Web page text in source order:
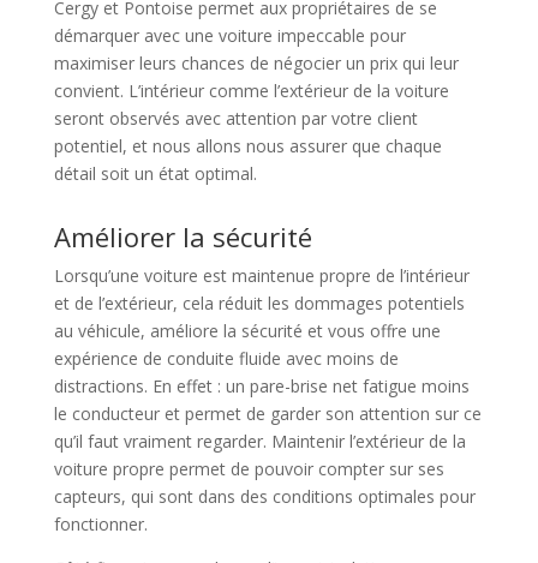
Cergy et Pontoise permet aux propriétaires de se
démarquer avec une voiture impeccable pour
maximiser leurs chances de négocier un prix qui leur
convient. L’intérieur comme l’extérieur de la voiture
seront observés avec attention par votre client
potentiel, et nous allons nous assurer que chaque
détail soit un état optimal.
Améliorer la sécurité
Lorsqu’une voiture est maintenue propre de l’intérieur
et de l’extérieur, cela réduit les dommages potentiels
au véhicule, améliore la sécurité et vous offre une
expérience de conduite fluide avec moins de
distractions. En effet : un pare-brise net fatigue moins
le conducteur et permet de garder son attention sur ce
qu’il faut vraiment regarder. Maintenir l’extérieur de la
voiture propre permet de pouvoir compter sur ses
capteurs, qui sont dans des conditions optimales pour
fonctionner.